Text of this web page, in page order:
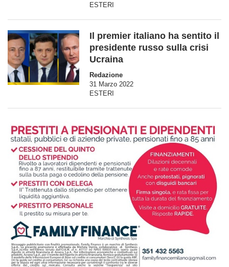
ESTERI
Il premier italiano ha sentito il
presidente russo sulla crisi
Ucraina
Redazione
31 Marzo 2022
ESTERI